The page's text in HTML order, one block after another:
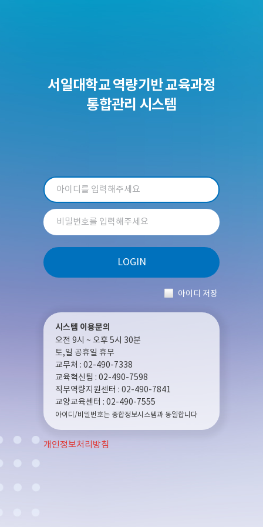
서일대학교 역량기반 교육과정
통합관리 시스템
LOGIN
아이디 저장
시스템 이용문의
오전 9시 ~ 오후 5시 30분
토,일 공휴일 휴무
교무처 : 02-490-7338
교육혁신팀 : 02-490-7598
직무역량지원센터 : 02-490-7841
교양교육센터 : 02-490-7555
아이디/비밀번호는 종합정보시스템과 동일합니다
개인정보처리방침